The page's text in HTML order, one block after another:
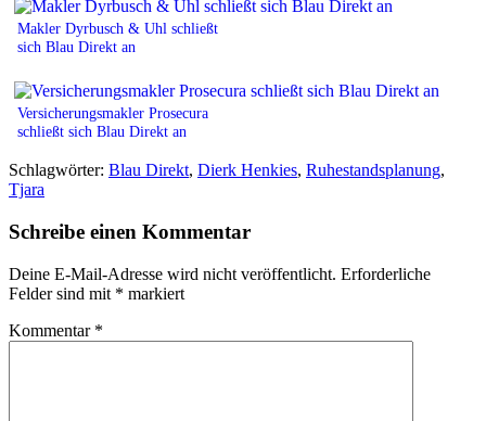
Makler Dyrbusch & Uhl schließt
sich Blau Direkt an
Versicherungsmakler Prosecura
schließt sich Blau Direkt an
Schlagwörter: Blau Direkt, Dierk Henkies, Ruhestandsplanung,
Tjara
Schreibe einen Kommentar
Deine E-Mail-Adresse wird nicht veröffentlicht. Erforderliche
Felder sind mit * markiert
Kommentar *